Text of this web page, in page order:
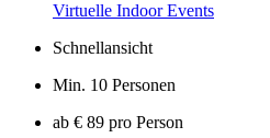
Virtuelle Indoor Events
Schnellansicht
Min. 10 Personen
ab € 89 pro Person